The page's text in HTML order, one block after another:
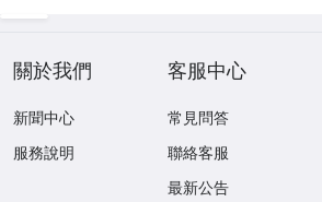
關於我們
新聞中心
服務說明
客服中心
常見問答
聯絡客服
最新公告